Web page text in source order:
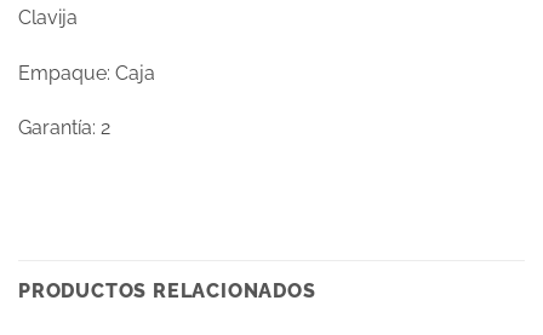
Clavija
Empaque: Caja
Garantía: 2
PRODUCTOS RELACIONADOS